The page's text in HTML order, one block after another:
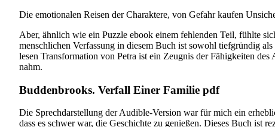
Die emotionalen Reisen der Charaktere, von Gefahr kaufen
Aber, ähnlich wie ein Puzzle ebook einem fehlenden Teil, fühlte
menschlichen Verfassung in diesem Buch ist sowohl tiefgründig
lesen Transformation von Petra ist ein Zeugnis der Fähigkeiten
nahm.
Buddenbrooks. Verfall Einer Familie pdf
Die Sprechdarstellung der Audible-Version war für mich ein
dass es schwer war, die Geschichte zu genießen. Dieses Buch ist